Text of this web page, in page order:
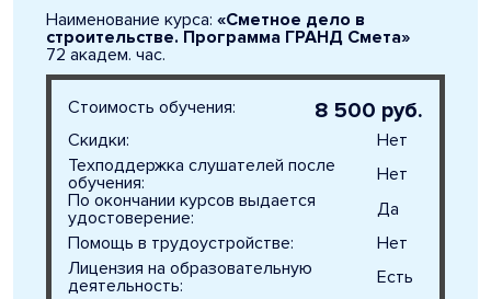
Наименование курса: «Сметное дело в
строительстве. Программа ГРАНД Смета»
72 академ. час.
Стоимость обучения: 8 500 руб.
Скидки:
Нет
Техподдержка слушателей после
обучения:
Нет
По окончании курсов выдается
удостоверение:
Да
Помощь в трудоустройстве:
Нет
Лицензия на образовательную
деятельность:
Есть